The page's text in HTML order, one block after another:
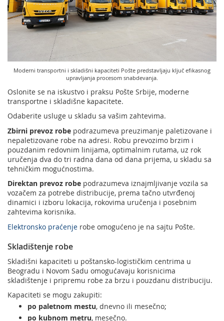
Pravilno adresovanje
Poštanski adresni kod (PAK)
Spisak zabranjenih artikala za uvoz
Punomoćje za uručenje poštanskih pošiljaka
Podrška nagradnim igrama
Sudske taksene marke
Geografski informacioni sistem (GIS)
Moderni transportni i skladišni kapaciteti Pošte predstavljaju ključ efikasnog
upravljanja procesom snabdevanja.
Oslonite se na iskustvo i praksu Pošte Srbije, moderne
transportne i skladišne kapacitete.
Odaberite usluge u skladu sa vašim zahtevima.
Zbirni prevoz robe podrazumeva preuzimanje paletizovane i
nepaletizovane robe na adresi. Robu prevozimo brzim i
pouzdanim redovnim linijama, optimalnim rutama, uz rok
uručenja dva do tri radna dana od dana prijema, u skladu sa
tehničkim mogućnostima.
Direktan prevoz robe podrazumeva iznajmljivanje vozila sa
vozačem za potrebe distribucije, prema tačno utvrđenoj
dinamici i izboru lokacija, rokovima uručenja i posebnim
zahtevima korisnika.
Elektronsko praćenje robe omogućeno je na sajtu Pošte.
Skladištenje robe
Skladišni kapaciteti u poštansko-logističkim centrima u
Beogradu i Novom Sadu omogućavaju korisnicima
skladištenje i pripremu robe za brzu i pouzdanu distribuciju.
Kapaciteti se mogu zakupiti:
po paletnom mestu, dnevno ili mesečno;
po kubnom metru, mesečno.